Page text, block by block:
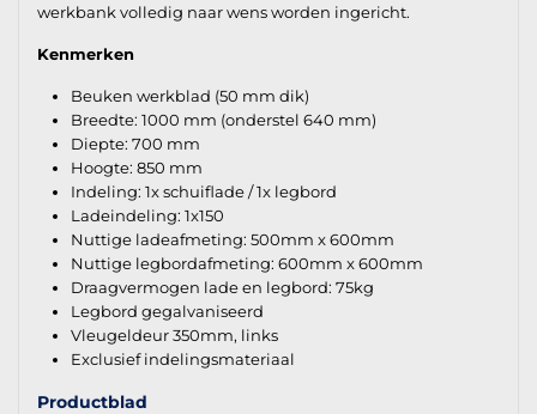
werkbank volledig naar wens worden ingericht.
Kenmerken
Beuken werkblad (50 mm dik)
Breedte: 1000 mm (onderstel 640 mm)
Diepte: 700 mm
Hoogte: 850 mm
Indeling: 1x schuiflade / 1x legbord
Ladeindeling: 1x150
Nuttige ladeafmeting: 500mm x 600mm
Nuttige legbordafmeting: 600mm x 600mm
Draagvermogen lade en legbord: 75kg
Legbord gegalvaniseerd
Vleugeldeur 350mm, links
Exclusief indelingsmateriaal
Productblad